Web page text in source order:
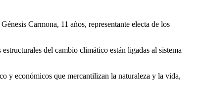
Carmona, 11 años, representante electa de los
del cambio climático están ligadas al sistema
y económicos que mercantilizan la naturaleza y la vida,